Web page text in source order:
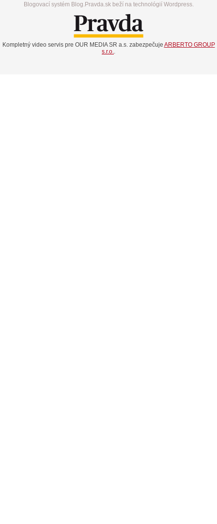
Blogovací systém Blog.Pravda.sk beží na technológií Wordpress.
Kompletný video servis pre OUR MEDIA SR a.s. zabezpečuje ARBERTO GROUP
s.r.o..